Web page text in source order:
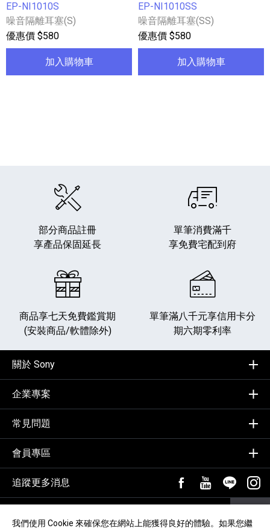
我們使用 Cookie 來確保您在網站上能獲得良好的體驗。如果您繼
EP-NI1010S
噪音隔離耳塞(S)
優惠價 $580
加入購物車
EP-NI1010SS
噪音隔離耳塞(SS)
優惠價 $580
加入購物車
部分商品註冊
享產品保固延長
單筆消費滿千
享免費宅配到府
商品享七天免費鑑賞期
(安裝商品/軟體除外)
單筆滿八千元享信用卡分
期六期零利率
關於 Sony
企業專案
常見問題
會員專區
追蹤更多消息
FB粉絲專頁[另開新
YouTube頻道[
加入 追
輸入Email，訂閱電子報